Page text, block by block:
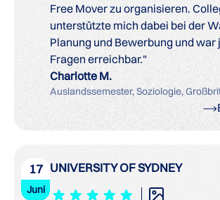
Free Mover zu organisieren.
unterstützte mich dabei bei der
Planung und Bewerbung und war
Fragen erreichbar."
Charlotte M.
Auslandssemester, Soziologie,
17
Juni
UNIVERSITY OF SYDNEY